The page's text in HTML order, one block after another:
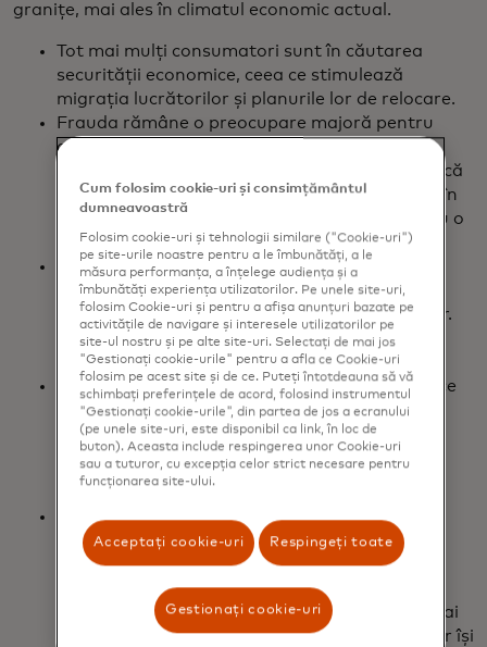
granițe, mai ales în climatul economic actual.
Tot mai mulți consumatori sunt în căutarea
securității economice, ceea ce stimulează
migrația lucrătorilor și planurile lor de relocare.
Frauda rămâne o preocupare majoră pentru
consumatori atunci când efectuează plăți
transfrontaliere, deoarece 4 din 10 consideră că
sunt mai susceptibili să fie victime ale fraudei în
cazul unei plăți transfrontaliere comparativ cu o
plată internă.
Plățile transfrontaliere întârziate sau eșuate
generează un impact negativ imediat și pe
termen lung asupra bunăstării consumatorilor.
76% nu au reușit să se susțină în vreun fel din
cauza unei plăți întârziate sau neefectuate.
IMM-urile devin din ce în ce mai globale, ceea ce
creează necesitatea unor soluții de plată
transfrontaliere rapide și sigure.
50% dintre IMM-uri desfășoară mai multe
afaceri la nivel internațional decât în 2021. Ca
urmare, 65% intenționează să identifice mai
mulți furnizori, parteneri și lucrători la nivel
global pentru a face operațiunile de afaceri mai
robuste. De asemenea, majoritatea IMM-urilor își
Cum folosim cookie-uri și consimțământul
dumneavoastră
Folosim cookie-uri și tehnologii similare ("Cookie-uri")
pe site-urile noastre pentru a le îmbunătăți, a le
măsura performanța, a înțelege audiența și a
îmbunătăți experiența utilizatorilor. Pe unele site-uri,
folosim Cookie-uri și pentru a afișa anunțuri bazate pe
activitățile de navigare și interesele utilizatorilor pe
site-ul nostru și pe alte site-uri. Selectați de mai jos
"Gestionați cookie-urile" pentru a afla ce Cookie-uri
folosim pe acest site și de ce. Puteți întotdeauna să vă
schimbați preferințele de acord, folosind instrumentul
"Gestionați cookie-urile", din partea de jos a ecranului
(pe unele site-uri, este disponibil ca link, în loc de
buton). Aceasta include respingerea unor Cookie-uri
sau a tuturor, cu excepția celor strict necesare pentru
funcționarea site-ului.
Acceptați cookie-uri Respingeți toate
Gestionați cookie-uri